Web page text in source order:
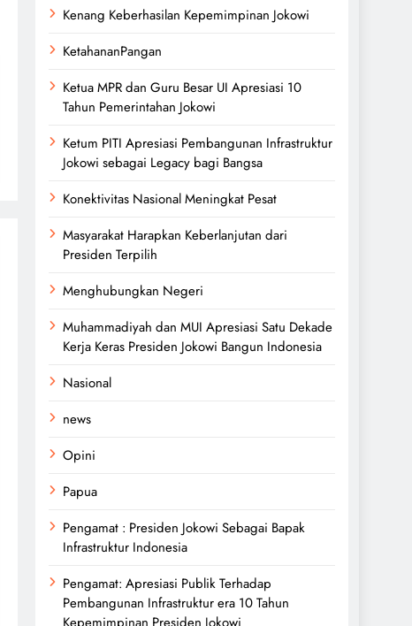
Kenang Keberhasilan Kepemimpinan Jokowi
KetahananPangan
Ketua MPR dan Guru Besar UI Apresiasi 10
Tahun Pemerintahan Jokowi
Ketum PITI Apresiasi Pembangunan Infrastruktur
Jokowi sebagai Legacy bagi Bangsa
Konektivitas Nasional Meningkat Pesat
Masyarakat Harapkan Keberlanjutan dari
Presiden Terpilih
Menghubungkan Negeri
Muhammadiyah dan MUI Apresiasi Satu Dekade
Kerja Keras Presiden Jokowi Bangun Indonesia
Nasional
news
Opini
Papua
Pengamat : Presiden Jokowi Sebagai Bapak
Infrastruktur Indonesia
Pengamat: Apresiasi Publik Terhadap
Pembangunan Infrastruktur era 10 Tahun